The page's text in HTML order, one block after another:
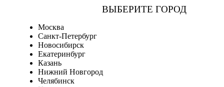
ВЫБЕРИТЕ ГОРОД
Москва
Санкт-Петербург
Новосибирск
Екатеринбург
Казань
Нижний Новгород
Челябинск